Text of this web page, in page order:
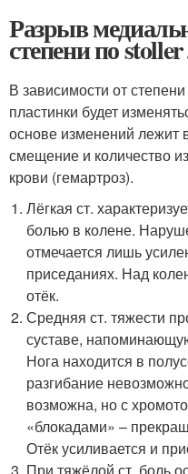
Разрыв
степени по
В зависимости от
пластинки будет
основе изменений лежит
смещение и количество
крови (гемартроз).
Лёгкая ст.
болью в колене.
отмечается лишь
приседаниях. Над
отёк.
Средняя ст. тяжести
суставе,
Нога находится в
разгибание
возможна, но с
«блокадами» –
Отёк усиливается и